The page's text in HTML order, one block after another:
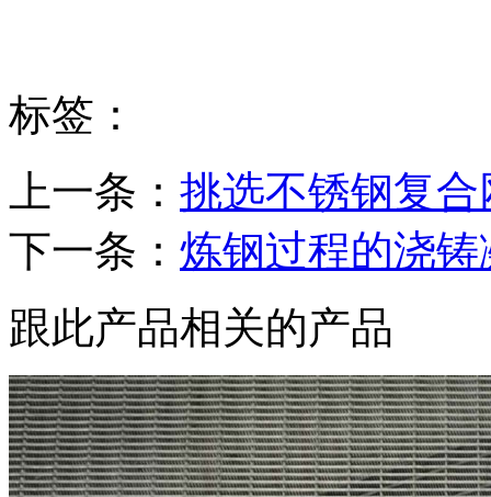
标签：
上一条： 挑选不锈钢复
下一条： 炼钢过程的浇
跟此产品相关的产品